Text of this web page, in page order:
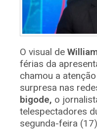
O visual de
férias da
chamou a
surpresa nas
bigode, o
telespectadores
segunda-feira